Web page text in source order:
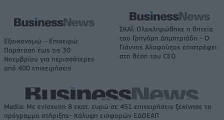
Εξοικονομώ – Επιχειρώ:
Παράταση έως τις 30
Νοεμβρίου για περισσότερες
από 400 επιχειρήσεις
ΣΚΑΪ: Ολοκληρώθηκε η θητεία
του Γρηγόρη Δημητριάδη - Ο
Γιάννης Αλαφούζος επιστρέφει
στη θέση του CEO
Media: Με ενίσχυση 8 εκατ. ευρώ σε 451 επιχειρήσεις ξεκίνησε το
πρόγραμμα στήριξης- Κάλυψη εισφορών ΕΔΟΕΑΠ